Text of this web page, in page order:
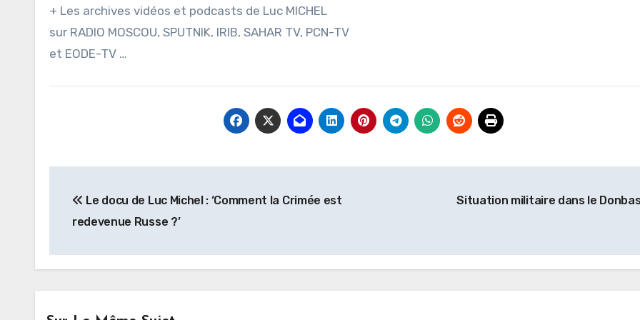
+ Les archives vidéos et podcasts de Luc MICHEL
sur RADIO MOSCOU, SPUTNIK, IRIB, SAHAR TV, PCN-TV
et EODE-TV …
de
Le docu de Luc Michel : ‘Comment la Crimée est
redevenue Russe ?’
Situation militaire dans le